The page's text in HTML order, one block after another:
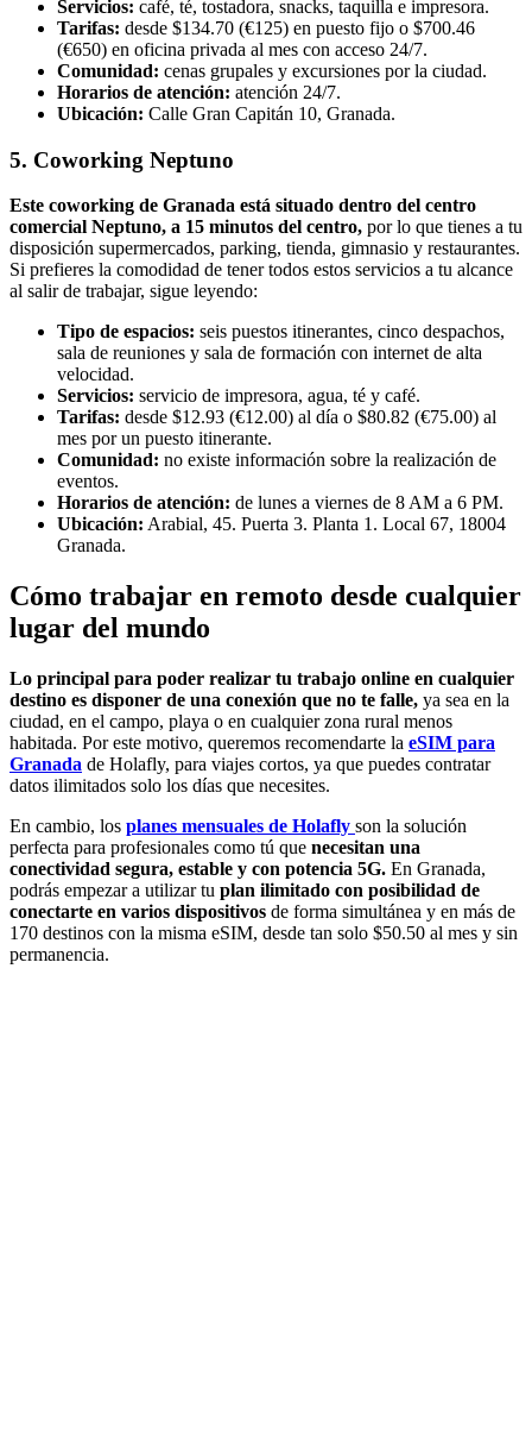
Servicios: café, té, tostadora, snacks, taquilla e impresora.
Tarifas: desde $134.70 (€125) en puesto fijo o $700.46
(€650) en oficina privada al mes con acceso 24/7.
Comunidad: cenas grupales y excursiones por la ciudad.
Horarios de atención: atención 24/7.
Ubicación: Calle Gran Capitán 10, Granada.
5. Coworking Neptuno
Este coworking de Granada está situado dentro del centro
comercial Neptuno, a 15 minutos del centro, por lo que tienes a tu
disposición supermercados, parking, tienda, gimnasio y restaurantes.
Si prefieres la comodidad de tener todos estos servicios a tu alcance
al salir de trabajar, sigue leyendo:
Tipo de espacios: seis puestos itinerantes, cinco despachos,
sala de reuniones y sala de formación con internet de alta
velocidad.
Servicios: servicio de impresora, agua, té y café.
Tarifas: desde $12.93 (€12.00) al día o $80.82 (€75.00) al
mes por un puesto itinerante.
Comunidad: no existe información sobre la realización de
eventos.
Horarios de atención: de lunes a viernes de 8 AM a 6 PM.
Ubicación: Arabial, 45. Puerta 3. Planta 1. Local 67, 18004
Granada.
Cómo trabajar en remoto desde cualquier
lugar del mundo
Lo principal para poder realizar tu trabajo online en cualquier
destino es disponer de una conexión que no te falle, ya sea en la
ciudad, en el campo, playa o en cualquier zona rural menos
habitada. Por este motivo, queremos recomendarte la eSIM para
Granada de Holafly, para viajes cortos, ya que puedes contratar
datos ilimitados solo los días que necesites.
En cambio, los planes mensuales de Holafly son la solución
perfecta para profesionales como tú que necesitan una
conectividad segura, estable y con potencia 5G. En Granada,
podrás empezar a utilizar tu plan ilimitado con posibilidad de
conectarte en varios dispositivos de forma simultánea y en más de
170 destinos con la misma eSIM, desde tan solo $50.50 al mes y sin
permanencia.